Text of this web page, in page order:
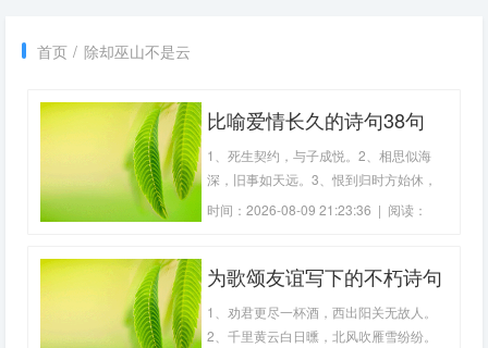
首页 / 除却巫山不是云
比喻爱情长久的诗句38句
1、死生契约，与子成悦。2、相思似海
深，旧事如天远。3、恨到归时方始休，
月明人倚楼。4、终日望君君不至，举头
析。7、相思***多少地角天涯不是长。8、
两情若是久长
时间：2026-08-09 21:23:36 | 阅读：
为歌颂友谊写下的不朽诗句
(精选33句)
1、劝君更尽一杯酒，西出阳关无故人。
2、千里黄云白日曛，北风吹雁雪纷纷。